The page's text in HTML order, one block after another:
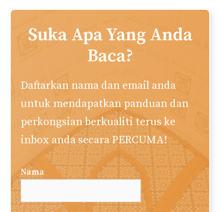
Muhamad Naim
Penulis utama dan ketua editor. Menubuhkan
web akuislam.com semenjak tahun 2010. Saya
berharap laman web ini memberi manfaat
kepada anda semua. Semoga Allah redha.